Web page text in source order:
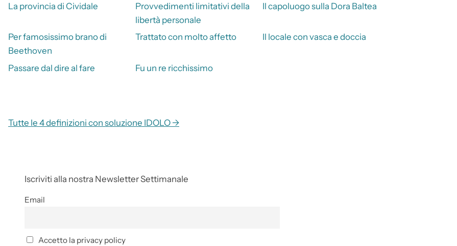
La provincia di Cividale
Provvedimenti limitativi della
libertà personale
Il capoluogo sulla Dora Baltea
Per famosissimo brano di
Beethoven
Trattato con molto affetto Il locale con vasca e doccia
Passare dal dire al fare Fu un re ricchissimo
Tutte le 4 definizioni con soluzione IDOLO →
Iscriviti alla nostra Newsletter Settimanale
Email
Accetto la privacy policy